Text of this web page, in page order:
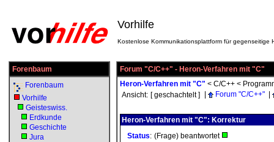
Vorhilfe
Kostenlose Kommunikationsplattform für gegenseitige
Forenbaum
Forenbaum
Vorhilfe
Geisteswiss.
Erdkunde
Geschichte
Jura
Forum "C/C++" - Heron-Verfahren mit "C"
Heron-Verfahren mit "C" < C/C++ <
Ansicht: [ geschachtelt ] Forum "C/C++"
Heron-Verfahren mit "C": Korrektur
Status: (Frage) beantwortet